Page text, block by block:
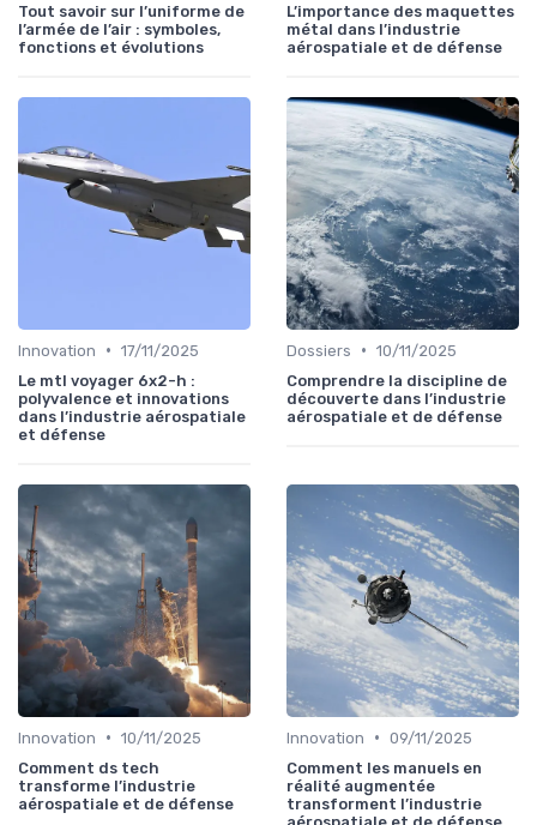
Tout savoir sur l’uniforme de
l’armée de l’air : symboles,
fonctions et évolutions
L’importance des maquettes
métal dans l’industrie
aérospatiale et de défense
Innovation • 17/11/2025
Le mtl voyager 6x2-h :
polyvalence et innovations
dans l’industrie aérospatiale
et défense
Dossiers • 10/11/2025
Comprendre la discipline de
découverte dans l’industrie
aérospatiale et de défense
Innovation • 10/11/2025
Comment ds tech
transforme l’industrie
aérospatiale et de défense
Innovation • 09/11/2025
Comment les manuels en
réalité augmentée
transforment l’industrie